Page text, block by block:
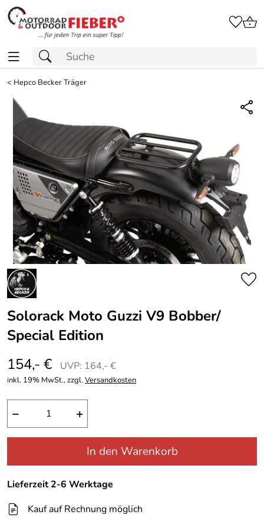
< Hepco Becker Träger
Solorack Moto Guzzi V9 Bobber/
Special Edition
154,- €
UVP: 164,- €
inkl. 19% MwSt., zzgl.Versandkosten
− +
In den Warenkorb
Lieferzeit 2-6 Werktage
Kauf auf Rechnung möglich